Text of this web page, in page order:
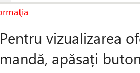
Despre producator
vizualizarea
apăsați